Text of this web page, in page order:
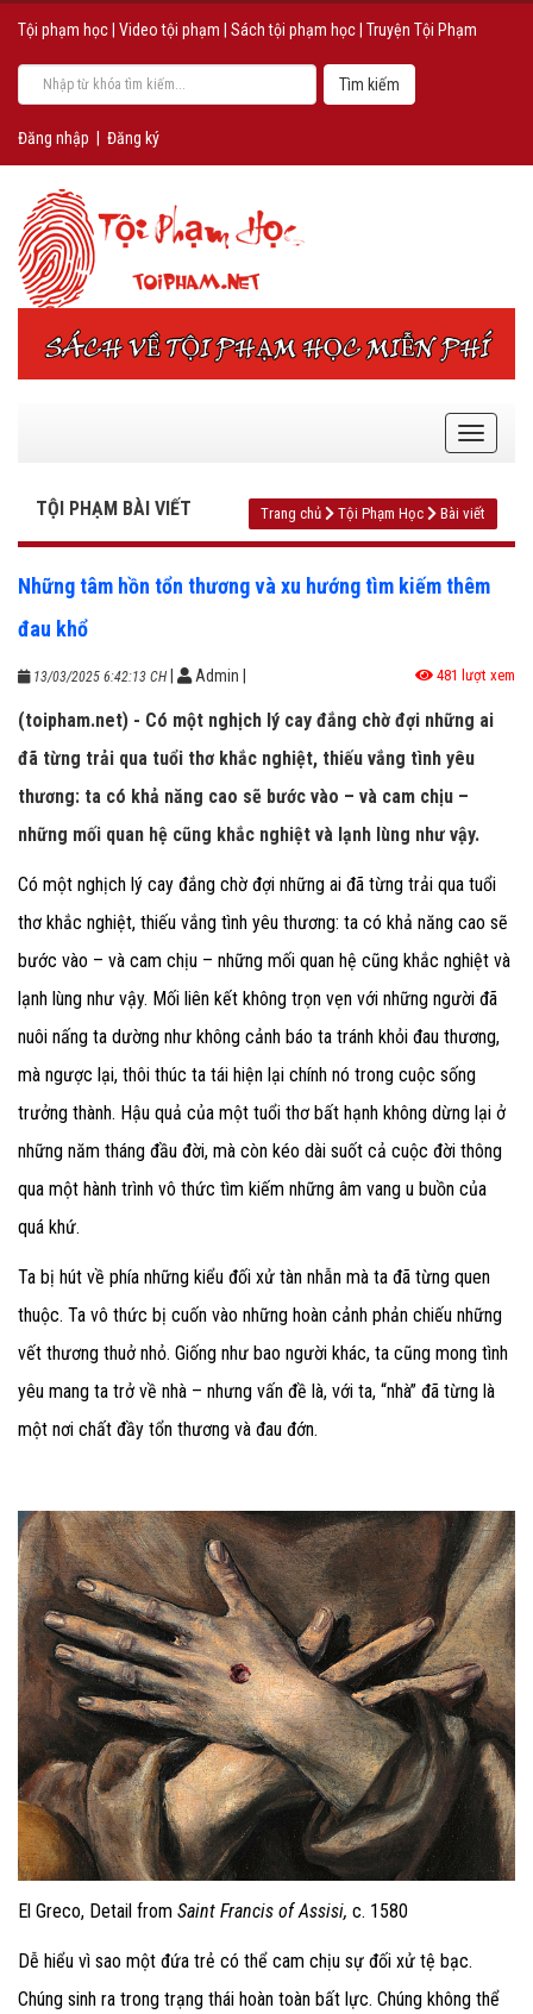
Tội phạm học Video tội phạm Sách tội phạm học Truyện Tội Phạm
Đăng nhập Đăng ký
TỘI PHẠM BÀI VIẾT Trang chủ Tội Phạm Học Bài viết
Những tâm hồn tổn thương và xu hướng tìm kiếm thêm
đau khổ
13/03/2025 6:42:13 CH Admin 481 lượt xem
(toipham.net) - Có một nghịch lý cay đắng chờ đợi những ai
đã từng trải qua tuổi thơ khắc nghiệt, thiếu vắng tình yêu
thương: ta có khả năng cao sẽ bước vào – và cam chịu –
những mối quan hệ cũng khắc nghiệt và lạnh lùng như vậy.
Có một nghịch lý cay đắng chờ đợi những ai đã từng trải qua tuổi
thơ khắc nghiệt, thiếu vắng tình yêu thương: ta có khả năng cao sẽ
bước vào – và cam chịu – những mối quan hệ cũng khắc nghiệt và
lạnh lùng như vậy. Mối liên kết không trọn vẹn với những người đã
nuôi nấng ta dường như không cảnh báo ta tránh khỏi đau thương,
mà ngược lại, thôi thúc ta tái hiện lại chính nó trong cuộc sống
trưởng thành. Hậu quả của một tuổi thơ bất hạnh không dừng lại ở
những năm tháng đầu đời, mà còn kéo dài suốt cả cuộc đời thông
qua một hành trình vô thức tìm kiếm những âm vang u buồn của
quá khứ.
Ta bị hút về phía những kiểu đối xử tàn nhẫn mà ta đã từng quen
thuộc. Ta vô thức bị cuốn vào những hoàn cảnh phản chiếu những
vết thương thuở nhỏ. Giống như bao người khác, ta cũng mong tình
yêu mang ta trở về nhà – nhưng vấn đề là, với ta, “nhà” đã từng là
một nơi chất đầy tổn thương và đau đớn.
El Greco, Detail from Saint Francis of Assisi, c. 1580
Dễ hiểu vì sao một đứa trẻ có thể cam chịu sự đối xử tệ bạc.
Chúng sinh ra trong trạng thái hoàn toàn bất lực. Chúng không thể